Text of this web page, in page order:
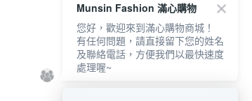
Munsin Fashion 滿心購物
您好，歡迎來到滿心購物商城！
有任何問題，請直接留下您的姓名
及聯絡電話，方便我們以最快速度
處理喔~